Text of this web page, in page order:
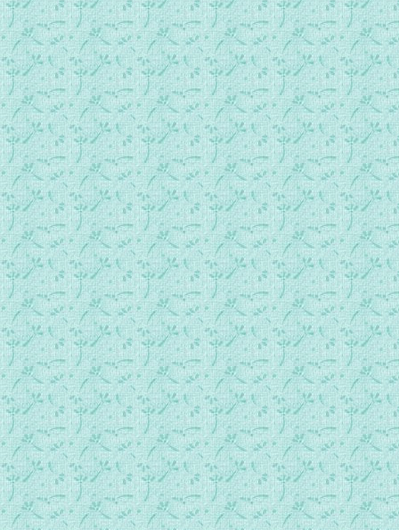
061福音路加传第13章 天国妙喻、预言耶路撒冷之惨亡.mp3
062福音路加传第14章 论谦与骄、天国如盛筵、舍己始可从
063福音路加传第15章 浪子之喻.mp3
064福音路加传第16章 掌家之喻、贫富之报.mp3
065福音路加传第17章 论强恕、论信德、论知恩、人子之重
066福音路加传第18章 劝人恒祷、富人获救之难、预言受难
067福音路加传第19章 授金之喻、耶稣受迎入城.mp3
068福音路加传第20章 租园之喻、破敌诡辩.mp3
069福音路加传第21章 预言圣殿毁圮与世界末日.mp3
070福音路加传第22章 建立圣体、耶稣被执.mp3
071福音路加传第23章 耶稣受难.mp3
072福音路加传第24章 耶稣复活显形、离世升天.mp3
073福音若望传第01章 圣子降生、如望作证、首召伯铎禄等
074福音若望传第02章 嘉纳婚筵、圣殿驱贾.mp3
075福音若望传第03章 尼阁德睦来谒、如望论基督.mp3
076福音若望传第04章 沙玛里妇井边受训、耶稣活王臣子
077福音若望传第05章 礼日起人于沉疴、摩西与先知皆为基